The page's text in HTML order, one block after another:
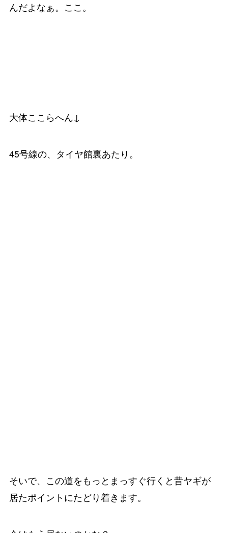
んだよなぁ。ここ。
大体ここらへん↓
45号線の、タイヤ館裏あたり。
そいで、この道をもっとまっすぐ行くと昔ヤギが
居たポイントにたどり着きます。